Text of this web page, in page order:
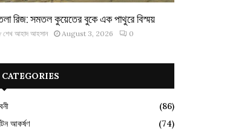
রিজ: সমতল কুয়েতের বুকে এক পাথুরে বিস্ময়
শেখ আহাদ আহসান August 3, 2026 0
CATEGORIES
(86)
আকর্ষণ
(74)